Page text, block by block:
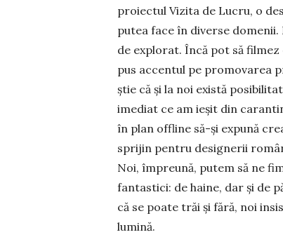
proiectul Vizita de Lucru, o
putea face în diverse
de explorat. Încă pot să fil­mez
pus ac­centul pe promovarea
știe că și la noi există
ime­diat ce am ieșit din
în plan offline să-și expună
sprijin pentru designerii
Noi, împreună, putem să ne
fantastici: de haine, dar și de
că se poate trăi și fără, noi
lumină.